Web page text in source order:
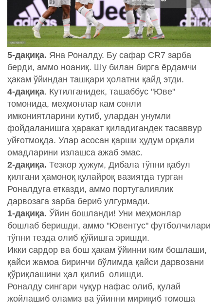
5-дақиқа. Яна Роналду. Бу сафар CR7 зарба
берди, аммо ноаниқ. Шу билан бирга ёрдамчи
ҳакам ўйиндан ташқари ҳолатни қайд этди.
4-дақиқа. Кутилганидек, ташаббус "Юве"
томонида, меҳмонлар кам сонли
имкониятларини кутиб, улардан унумли
фойдаланишга ҳаракат қиладигандек тасаввур
уйғотмоқда. Улар асосан қарши ҳудум орқали
омадларини излашса ажаб эмас.
2-дақиқа. Тезкор ҳужум, Дибала тўпни қабул
қилгани ҳамоноқ қулайроқ вазиятда турган
Роналдуга етказди, аммо португалиялик
дарвозага зарба бериб улгурмади.
1-дақиқа. Ўйин бошланди! Уни меҳмонлар
бошлаб беришди, аммо "Ювентус" футболчилари
тўпни тезда олиб қўйишга эришди.
Икки сардор ва бош ҳакам ўйинни ким бошлаши,
қайси жамоа биринчи бўлимда қайси дарвозани
қўриқлашини ҳал қилиб олишди.
Роналду сингари чуқур нафас олиб, қулай
жойлашиб оламиз ва ўйинни мириқиб томоша